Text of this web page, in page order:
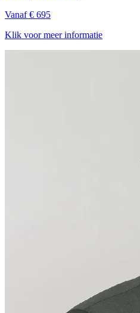
Vanaf € 695
Klik voor meer informatie